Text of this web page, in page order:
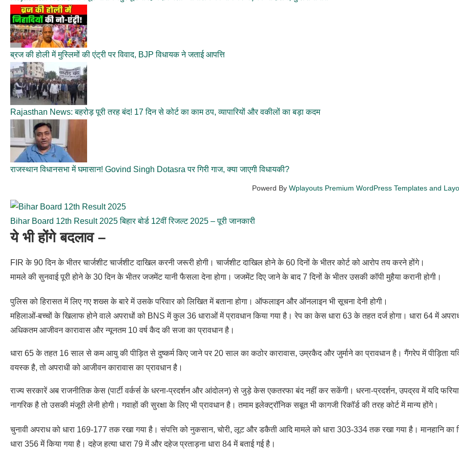
ब्रज की होली में मुस्लिमों की एंट्री पर विवाद, BJP विधायक ने जताई आपत्ति
Rajasthan News: बहरोड़ पूरी तरह बंद! 17 दिन से कोर्ट का काम ठप, व्यापारियों और वकीलों का बड़ा कदम
राजस्थान विधानसभा में घमासान! Govind Singh Dotasra पर गिरी गाज, क्या जाएगी विधायकी?
Powerd By Wplayouts Premium WordPress Templates and
Bihar Board 12th Result 2025 बिहार बोर्ड 12वीं रिजल्ट 2025 – पूरी जानकारी
ये भी होंगे बदलाव –
FIR के 90 दिन के भीतर चार्जशीट चार्जशीट दाखिल करनी जरूरी होगी। चार्जशीट दाखिल होने के 60 दिनों के भीतर कोर्ट को आरोप तय करने होंगे।
मामले की सुनवाई पूरी होने के 30 दिन के भीतर जजमेंट यानी फैसला देना होगा। जजमेंट दिए जाने के बाद 7 दिनों के भीतर उसकी कॉपी मुहैया करानी होगी।
पुलिस को हिरासत में लिए गए शख्स के बारे में उसके परिवार को लिखित में बताना होगा। ऑफलाइन और ऑनलाइन भी सूचना देनी होगी।
महिलाओं-बच्चों के खिलाफ होने वाले अपराधों को BNS में कुल 36 धाराओं में प्रावधान किया गया है। रेप का केस धारा 63 के तहत दर्ज होगा। धारा 64 में
अधिकतम आजीवन कारावास और न्यूनतम 10 वर्ष कैद की सजा का प्रावधान है।
धारा 65 के तहत 16 साल से कम आयु की पीड़ित से दुष्कर्म किए जाने पर 20 साल का कठोर कारावास, उम्रकैद और जुर्माने का प्रावधान है। गैंगरेप में पीड़िता
वयस्क है, तो अपराधी को आजीवन कारावास का प्रावधान है।
राज्य सरकारें अब राजनीतिक केस (पार्टी वर्कर्स के धरना-प्रदर्शन और आंदोलन) से जुड़े केस एकतरफा बंद नहीं कर सकेंगी। धरना-प्रदर्शन, उपद्रव में यदि
नागरिक है तो उसकी मंजूरी लेनी होगी। गवाहों की सुरक्षा के लिए भी प्रावधान है। तमाम इलेक्ट्रॉनिक सबूत भी कागजी रिकॉर्ड की तरह कोर्ट में मान्य होंगे।
चुनावी अपराध को धारा 169-177 तक रखा गया है। संपत्ति को नुकसान, चोरी, लूट और डकैती आदि मामले को धारा 303-334 तक रखा गया है। मानहानि का
धारा 356 में किया गया है। दहेज हत्या धारा 79 में और दहेज प्रताड़ना धारा 84 में बताई गई है।